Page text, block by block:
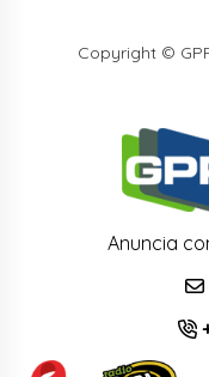
Copyright ©
Anuncia